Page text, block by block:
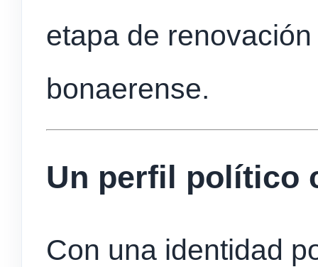
etapa de
bonaerense.
Un perfil político
Con una identidad